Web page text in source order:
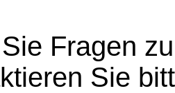
Fragen
Sie